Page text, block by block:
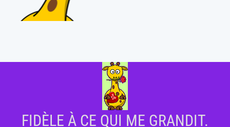
FIDÈLE À CE QUI ME GRANDIT.